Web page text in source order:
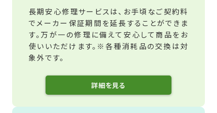
長期安心修理サービスは、お手頃なご契約料
でメーカー保証期間を延長することができま
す。万が一の修理に備えて安心して商品をお
使いいただけます。 ※各種消耗品の交換は対
象外です。
詳細を見る